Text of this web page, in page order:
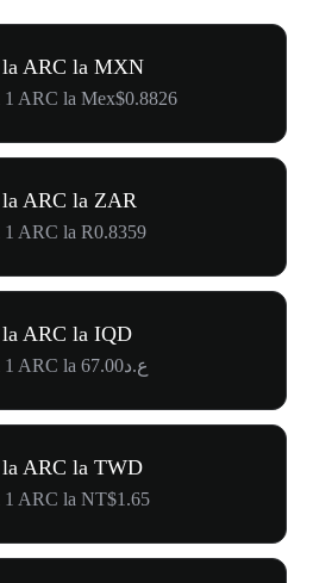
la ARC la MXN
1 ARC la Mex$0.8826
ARC la ZAR
1 ARC la R0.8359
la ARC la IQD
conversie de la 1 ARC la ع.د67.00
la ARC la TWD
1 ARC la NT$1.65